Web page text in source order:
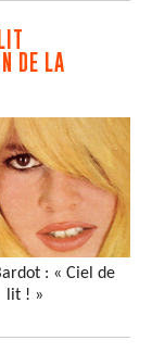
DE LA
: « Ciel de
lit ! »